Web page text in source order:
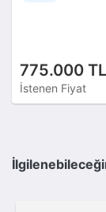
775.000 TL
İstenen Fiyat